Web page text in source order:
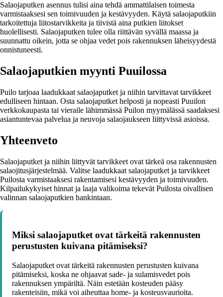
Salaojaputken asennus tulisi aina tehdä ammattilaisen toimesta
varmistaaksesi sen toimivuuden ja kestävyyden. Käytä salaojaputkiin
tarkoitettuja liitostarvikkeita ja tiivistä aina putkien liitokset
huolellisesti. Salaojaputken tulee olla riittävän syvällä maassa ja
suunnattu oikein, jotta se ohjaa vedet pois rakennuksen läheisyydestä
onnistuneesti.
Salaojaputkien myynti Puuilossa
Puilo tarjoaa laadukkaat salaojaputket ja niihin tarvittavat tarvikkeet
edulliseen hintaan. Osta salaojaputket helposti ja nopeasti Puuilon
verkkokaupasta tai vieraile lähimmässä Puilon myymälässä saadaksesi
asiantuntevaa palvelua ja neuvoja salaojaukseen liittyvissä asioissa.
Yhteenveto
Salaojaputket ja niihin liittyvät tarvikkeet ovat tärkeä osa rakennusten
salaojitusjärjestelmää. Valitse laadukkaat salaojaputket ja tarvikkeet
Puilosta varmistaaksesi rakentamisesi kestävyyden ja toimivuuden.
Kilpailukykyiset hinnat ja laaja valikoima tekevät Puilosta oivallisen
valinnan salaojaputkien hankintaan.
Miksi salaojaputket ovat tärkeitä rakennusten
perustusten kuivana pitämiseksi?
Salaojaputket ovat tärkeitä rakennusten perustusten kuivana
pitämiseksi, koska ne ohjaavat sade- ja sulamisvedet pois
rakennuksen ympäriltä. Näin estetään kosteuden pääsy
rakenteisiin, mikä voi aiheuttaa home- ja kosteusvaurioita.